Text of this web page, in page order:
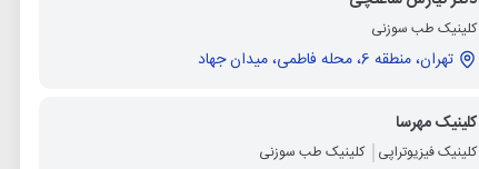
کلینیک طب سوزنی
تهران، منطقه 6، محله فاطمی، میدان جهاد
کلینیک مهرسا
کلینیک فیزیوتراپی کلینیک طب سوزنی